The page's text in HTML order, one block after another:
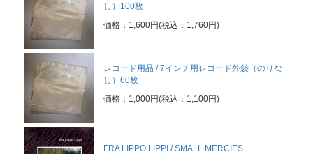
し）100枚
価格：1,600円(税込：1,760円)
レコード用品 / 7インチ用レコード外袋（のりな
し）60枚
価格：1,000円(税込：1,100円)
FRA LIPPO LIPPI / SMALL MERCIES